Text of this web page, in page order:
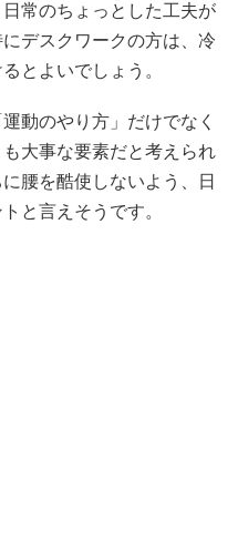
常のちょっとした工夫が
デスクワークの方は、冷
とよいでしょう。
動のやり方」だけでなく
大事な要素だと考えられ
腰を酷使しないよう、日
と言えそうです。